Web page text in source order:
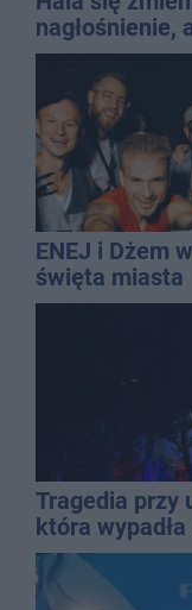
nagłośnienie,
QEMETICA
ENEJ i Dżem
święta miasta
Tragedia przy
która